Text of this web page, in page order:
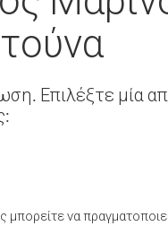
Επιλέξτε μία
να